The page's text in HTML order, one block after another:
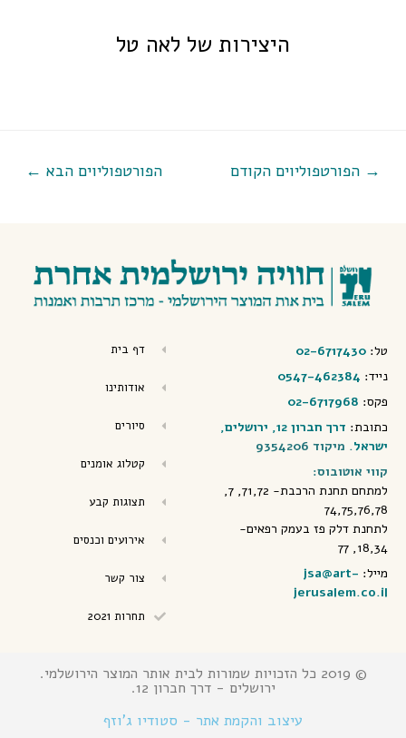
היצירות של לאה טל
→ הפורטפוליוים הקודם הפורטפוליוים הבא ←
טל: 02-6717430
נייד: 0547-462384
פקס: 02-6717968
כתובת:
דרך חברון 12, ירושלים,
ישראל. מיקוד 9354206
קווי אוטובוס:
למתחם תחנת הרכבת- 71,72, 7,
74,75,76,78
לתחנת דלק פז בעמק רפאים-
18,34, 77
מייל: jsa@art-
jerusalem.co.il
דף בית
אודותינו
סיורים
קטלוג אומנים
תצוגות קבע
אירועים וכנסים
צור קשר
תחרות 2021
© 2019 כל הזכויות שמורות לבית אותר המוצר הירושלמי.
ירושלים - דרך חברון 12.
עיצוב והקמת אתר - סטודיו ג'וזף